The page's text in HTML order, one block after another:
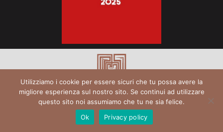
© 2025 Az. Agr. Antonella Lombardo | P.I. 03065130803
Privacy e Cookie Policy| Designed bybe2be
Realizzazione Siti Web Torino
Utilizziamo i cookie per essere sicuri che tu possa avere la
migliore esperienza sul nostro sito. Se continui ad utilizzare
questo sito noi assumiamo che tu ne sia felice.
Ok
Privacy policy